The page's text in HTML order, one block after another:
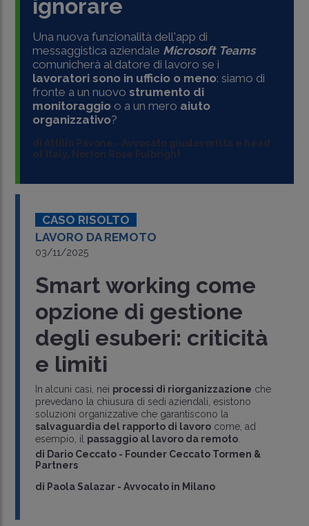
ignorare
Una nuova funzionalità dell'app di
messaggistica aziendale Microsoft Teams
comunicherà al datore di lavoro se i
lavoratori sono in ufficio o meno: siamo di
fronte a un nuovostrumento di
monitoraggio o a un mero aiuto
organizzativo?
di Attilio Pavone - Avvocato giuslavorista e head
of Italy, Norton Rose Fulbright
CASO RISOLTO
LAVORO DA REMOTO
03/11/2025
Smart working come
opzione di gestione
degli esuberi: criticità
e limiti
In alcuni casi, nei processi di riorganizzazione che
prevedano la chiusura di sedi aziendali, esistono
soluzioni organizzative che garantiscono la
salvaguardia del rapporto di lavorocome, ad
esempio, il passaggio al lavoro da remoto.
di Dario Ceccato - Founder Ceccato Tormen &
Partners
di Paola Salazar - Avvocato in Milano